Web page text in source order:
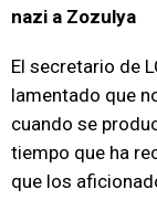
nazi a Zozulya
El secretario de
lamentado que
cuando se
tiempo que ha
que los